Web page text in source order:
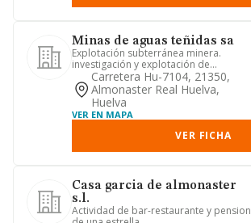
Minas de aguas teñidas sa
Explotación subterránea minera.
investigación y explotación de
yacimientos minerales y su tratamien...
Carretera Hu-7104, 21350,
Almonaster Real Huelva,
Huelva
VER EN MAPA
VER FICHA
Casa garcia de almonaster
s.l.
Actividad de bar-restaurante y pension